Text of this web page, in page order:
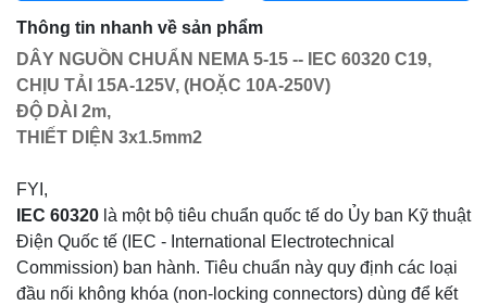
Thông tin nhanh về sản phẩm
DÂY NGUỒN CHUẨN NEMA 5-15 -- IEC 60320 C19,
CHỊU TẢI 15A-125V, (HOẶC 10A-250V)
ĐỘ DÀI 2m,
THIẾT DIỆN 3x1.5mm2
FYI,
IEC 60320 là một bộ tiêu chuẩn quốc tế do Ủy ban Kỹ thuật
Điện Quốc tế (IEC - International Electrotechnical
Commission) ban hành. Tiêu chuẩn này quy định các loại
đầu nối không khóa (non-locking connectors) dùng để kết